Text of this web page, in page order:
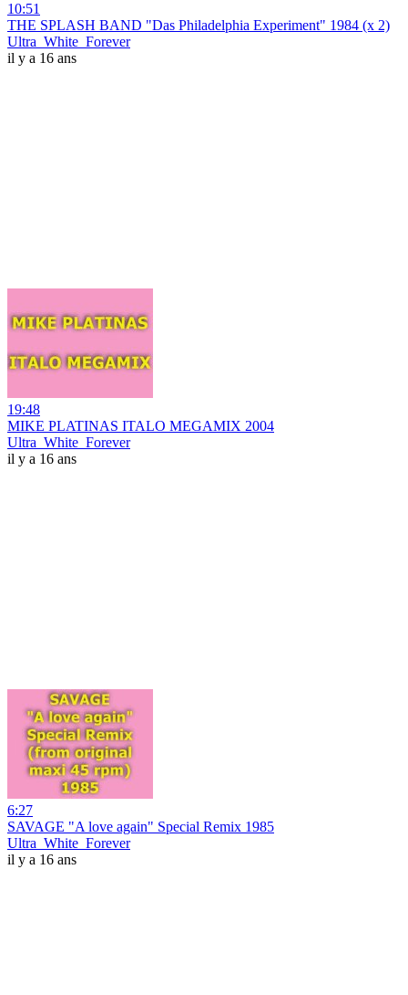
10:51
THE SPLASH BAND "Das Philadelphia Experiment" 1984 (x 2)
Ultra_White_Forever
il y a 16 ans
19:48
MIKE PLATINAS ITALO MEGAMIX 2004
Ultra_White_Forever
il y a 16 ans
6:27
SAVAGE "A love again" Special Remix 1985
Ultra_White_Forever
il y a 16 ans